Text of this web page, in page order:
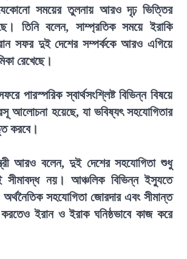
সময়ের তুলনায় আরও দৃঢ় ভিত্তির
তিনি বলেন, সাম্প্রতিক সময়ে ইরাকি
সফর দুই দেশের সম্পর্ককে আরও এগিয়ে
রেখেছে।
পারস্পরিক স্বার্থসংশ্লিষ্ট বিভিন্ন বিষয়ে
আলোচনা হয়েছে, যা ভবিষ্যৎ সহযোগিতার
করবে।
আরও বলেন, দুই দেশের সহযোগিতা শুধু
সীমাবদ্ধ নয়। আঞ্চলিক বিভিন্ন ইস্যুতে
সহযোগিতা জোরদার এবং সীমান্ত
করতেও ইরান ও ইরাক ঘনিষ্ঠভাবে কাজ করে